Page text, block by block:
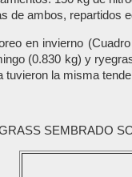
de ambos, repartidos
en invierno
(0.830 kg) y
la misma
SEMBRADO